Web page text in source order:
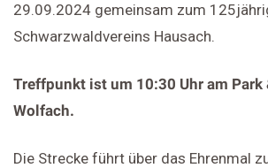
29.09.2024 gemeinsam zum
Schwarzwaldvereins Hausach.
Treffpunkt ist um 10:30 Uhr am Park
Wolfach.
Die Strecke führt über das Ehrenmal